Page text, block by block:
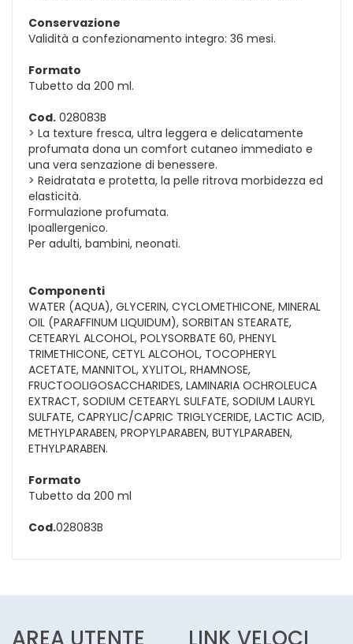
Conservazione
Validità a confezionamento integro: 36 mesi.
Formato
Tubetto da 200 ml.
Cod. 028083B
> La texture fresca, ultra leggera e delicatamente
profumata dona un comfort cutaneo immediato e
una vera senzazione di benessere.
> Reidratata e protetta, la pelle ritrova morbidezza ed
elasticità.
Formulazione profumata.
Ipoallergenico.
Per adulti, bambini, neonati.
Componenti
WATER (AQUA), GLYCERIN, CYCLOMETHICONE, MINERAL
OIL (PARAFFINUM LIQUIDUM), SORBITAN STEARATE,
CETEARYL ALCOHOL, POLYSORBATE 60, PHENYL
TRIMETHICONE, CETYL ALCOHOL, TOCOPHERYL
ACETATE, MANNITOL, XYLITOL, RHAMNOSE,
FRUCTOOLIGOSACCHARIDES, LAMINARIA OCHROLEUCA
EXTRACT, SODIUM CETEARYL SULFATE, SODIUM LAURYL
SULFATE, CAPRYLIC/CAPRIC TRIGLYCERIDE, LACTIC ACID,
METHYLPARABEN, PROPYLPARABEN, BUTYLPARABEN,
ETHYLPARABEN.
Formato
Tubetto da 200 ml
Cod.028083B